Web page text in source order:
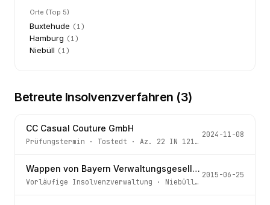
Orte (Top 5)
Buxtehude (1)
Hamburg (1)
Niebüll (1)
Betreute Insolvenzverfahren (3)
CC Casual Couture GmbH
Prüfungstermin · Tostedt · Az. 22 IN 121/24
2024-11-08
Wappen von Bayern Verwaltungsgesellschaft mbH
Vorläufige Insolvenzverwaltung · Niebüll· Az.
2015-06-25